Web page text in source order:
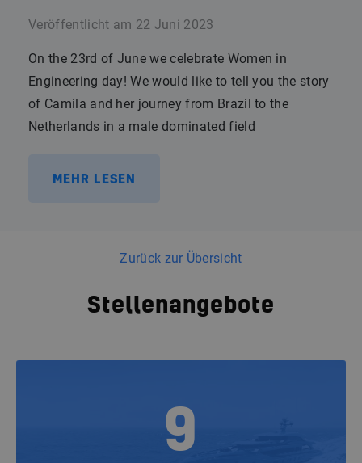
Veröffentlicht am 22 Juni 2023
On the 23rd of June we celebrate Women in
Engineering day! We would like to tell you the story
of Camila and her journey from Brazil to the
Netherlands in a male dominated field
MEHR LESEN
Zurück zur Übersicht
Stellenangebote
9